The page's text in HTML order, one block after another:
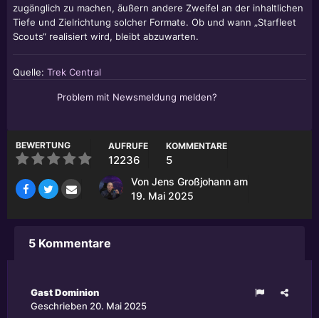
zugänglich zu machen, äußern andere Zweifel an der inhaltlichen
Tiefe und Zielrichtung solcher Formate. Ob und wann „Starfleet
Scouts“ realisiert wird, bleibt abzuwarten.
Quelle: Trek Central
Problem mit Newsmeldung melden?
BEWERTUNG AUFRUFE
12236
KOMMENTARE
5
Von Jens Großjohann am
19. Mai 2025
5 Kommentare
Gast Dominion
Geschrieben 20. Mai 2025